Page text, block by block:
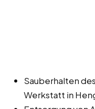
Sauberhalten
Werkstatt in